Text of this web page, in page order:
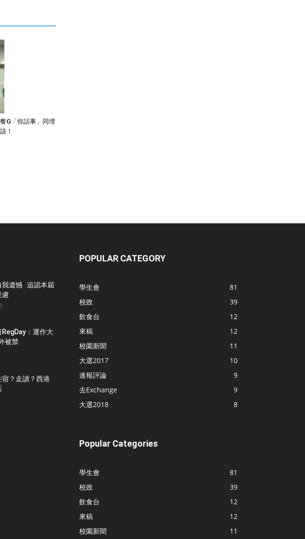
G「你話事」同埋
！
我遺憾 追認本屆
慮
RegDay：運作大
被禁
宿？走讀？西港
POPULAR CATEGORY
學生會
81
校政
39
飲食台
12
來稿
12
校園新聞
11
大選2017
10
速報評論
9
去Exchange
9
大選2018
8
Popular Categories
學生會
81
校政
39
飲食台
12
來稿
12
校園新聞
11